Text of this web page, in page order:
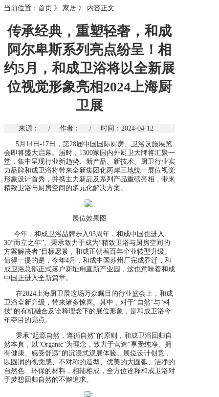
当前位置： 首页 》 家居 》 内容正文
传承经典，重塑轻奢，和成
阿尔卑斯系列亮点纷呈！相
约5月，和成卫浴将以全新展
位视觉形象亮相2024上海厨
卫展
来源： / 作者： / 时间：2024-04-12
5月14日-17日，第28届中国国际厨房、卫浴设施展览
会即将盛大启幕。届时，1300家国内外厨卫大牌将汇聚一
堂，集中呈现行业新趋势、新产品、新技术。厨卫行业实
力品牌和成卫浴将带来全新集团化两岸三地统一展位视觉
形象设计首秀，并携主力新品及系列产品重磅亮相，带来
精致卫浴与厨房空间的多元化解决方案。
展位效果图
今年，和成卫浴品牌步入 93周年，和成中国也进入
30“而立之年”。秉承致力于成为“精致卫浴与厨房空间的
方案解决者”目标愿景，和成正朝着百年企业转型升级。
值得一提的是，今年4月，和成中国苏州厂完成乔迁，和
成卫浴总部正式落户新址甪直新产业园，这也意味着和成
中国正进入全新篇章。
在2024上海厨卫展这场万众瞩目的行业盛会上，和成
卫浴全新升级，带来诸多惊喜。其中，对于“自然”与“科
技”的有机融合及诠释理念下的展位形象，是和成卫浴今
年夺目的亮点。
秉承“起源自然，遵循自然”的原则，和成卫浴回归自
然本真，以“Organic”为理念，致力于营造“享受纯净、拥
有健康、感受舒适”的沉浸式观展体验。展位设计创意，
以圆润的视觉感、不对称的造型、优美的大圆弧、洁净的
自然色、环保的材料，相辅相成，全方位诠释和成卫浴对
于梦想回归自然的不懈追求。